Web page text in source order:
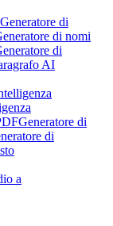
Generatore di
di nomi
di
AI
Generatore di
di
a